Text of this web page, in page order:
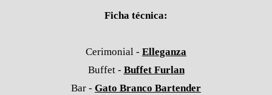
Ficha técnica:
Cerimonial - Elleganza
Buffet - Buffet Furlan
Bar - Gato Branco Bartender